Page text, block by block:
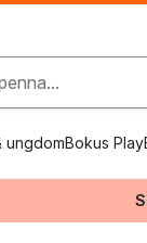
ungdomBokus Play